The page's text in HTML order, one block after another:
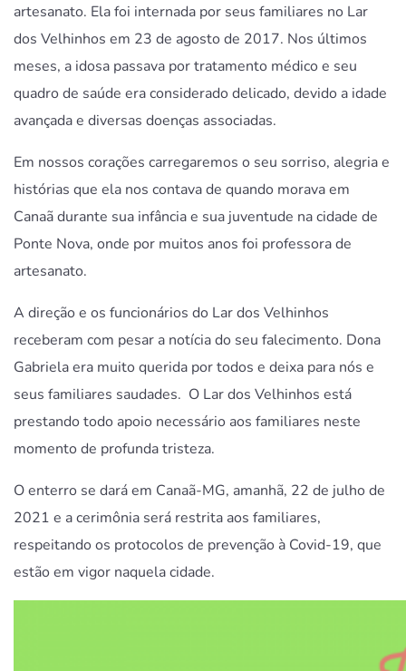
artesanato. Ela foi internada por seus familiares no Lar
dos Velhinhos em 23 de agosto de 2017. Nos últimos
meses, a idosa passava por tratamento médico e seu
quadro de saúde era considerado delicado, devido a idade
avançada e diversas doenças associadas.
Em nossos corações carregaremos o seu sorriso, alegria e
histórias que ela nos contava de quando morava em
Canaã durante sua infância e sua juventude na cidade de
Ponte Nova, onde por muitos anos foi professora de
artesanato.
A direção e os funcionários do Lar dos Velhinhos
receberam com pesar a notícia do seu falecimento. Dona
Gabriela era muito querida por todos e deixa para nós e
seus familiares saudades. O Lar dos Velhinhos está
prestando todo apoio necessário aos familiares neste
momento de profunda tristeza.
O enterro se dará em Canaã-MG, amanhã, 22 de julho de
2021 e a cerimônia será restrita aos familiares,
respeitando os protocolos de prevenção à Covid-19, que
estão em vigor naquela cidade.